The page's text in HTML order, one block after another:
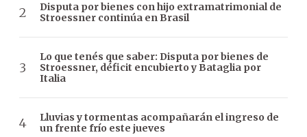
Disputa por bienes con hijo extramatrimonial de
Stroessner continúa en Brasil
Lo que tenés que saber: Disputa por bienes de
Stroessner, déficit encubierto y Bataglia por
Italia
Lluvias y tormentas acompañarán el ingreso de
un frente frío este jueves